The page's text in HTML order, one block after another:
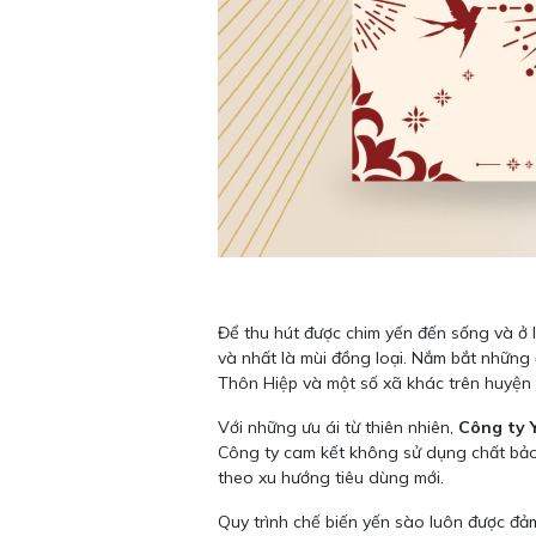
Để thu hút được chim yến đến sống và
và nhất là mùi đồng loại. Nắm bắt
Thôn Hiệp và một số xã khác trên
Với những ưu ái từ thiên nhiên, Công ty
Công ty cam kết không sử dụng chất
theo xu hướng tiêu dùng mới.
Quy trình chế biến yến sào luôn được